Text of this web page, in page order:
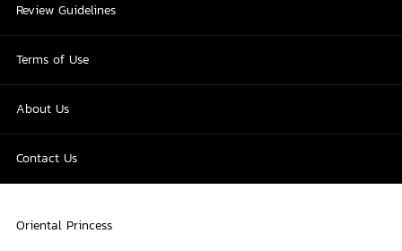
Review Guidelines
Terms of Use
About Us
Contact Us
Oriental Princess